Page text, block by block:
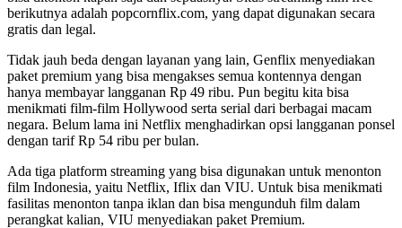
berikutnya adalah popcornflix.com, yang dapat digunakan secara
gratis dan legal.
Tidak jauh beda dengan layanan yang lain, Genflix menyediakan
paket premium yang bisa mengakses semua kontennya dengan
hanya membayar langganan Rp 49 ribu. Pun begitu kita bisa
menikmati film-film Hollywood serta serial dari berbagai macam
negara. Belum lama ini Netflix menghadirkan opsi langganan ponsel
dengan tarif Rp 54 ribu per bulan.
Ada tiga platform streaming yang bisa digunakan untuk menonton
film Indonesia, yaitu Netflix, Iflix dan VIU. Untuk bisa menikmati
fasilitas menonton tanpa iklan dan bisa mengunduh film dalam
perangkat kalian, VIU menyediakan paket Premium.